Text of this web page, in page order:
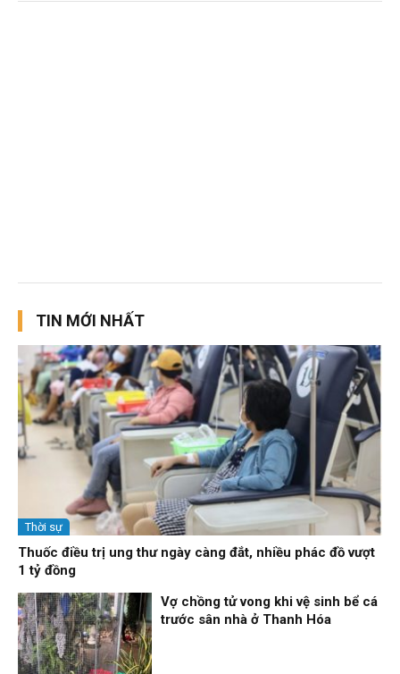
TIN MỚI NHẤT
Thời sự
Thuốc điều trị ung thư ngày càng đắt, nhiều phác đồ vượt
1 tỷ đồng
Vợ chồng tử vong khi vệ sinh bể cá
trước sân nhà ở Thanh Hóa